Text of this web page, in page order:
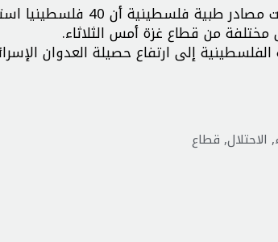
وفي وقت سابق، أعلنت
من قطاع غزة أمس الثلاثاء.
, الاحتلال, قطاع